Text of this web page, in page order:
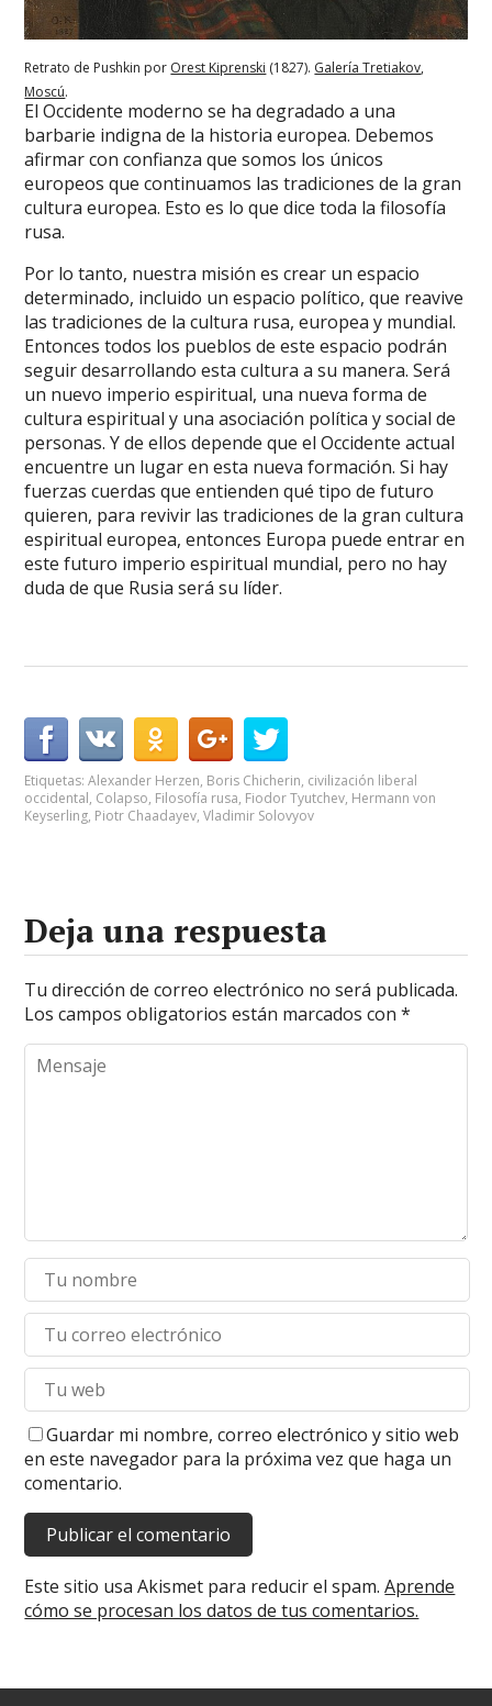
Retrato de Pushkin por Orest Kiprenski (1827). Galería Tretiakov,
Moscú.
El Occidente moderno se ha degradado a una
barbarie indigna de la historia europea. Debemos
afirmar con confianza que somos los únicos
europeos que continuamos las tradiciones de la gran
cultura europea. Esto es lo que dice toda la filosofía
rusa.
Por lo tanto, nuestra misión es crear un espacio
determinado, incluido un espacio político, que reavive
las tradiciones de la cultura rusa, europea y mundial.
Entonces todos los pueblos de este espacio podrán
seguir desarrollando esta cultura a su manera. Será
un nuevo imperio espiritual, una nueva forma de
cultura espiritual y una asociación política y social de
personas. Y de ellos depende que el Occidente actual
encuentre un lugar en esta nueva formación. Si hay
fuerzas cuerdas que entienden qué tipo de futuro
quieren, para revivir las tradiciones de la gran cultura
espiritual europea, entonces Europa puede entrar en
este futuro imperio espiritual mundial, pero no hay
duda de que Rusia será su líder.
Etiquetas:Alexander Herzen, Boris Chicherin, civilización liberal
occidental, Colapso, Filosofía rusa, Fiodor Tyutchev, Hermann von
Keyserling, Piotr Chaadayev,Vladimir Solovyov
Deja una respuesta
Tu dirección de correo electrónico no será publicada.
Los campos obligatorios están marcados con*
Guardar mi nombre, correo electrónico y sitio web
en este navegador para la próxima vez que haga un
comentario.
Este sitio usa Akismet para reducir el spam.Aprende
cómo se procesan los datos de tus comentarios.